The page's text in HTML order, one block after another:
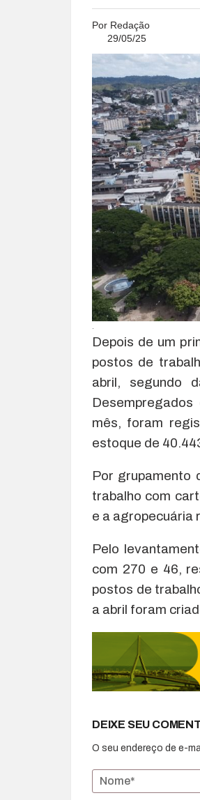
Por Redação
29/05/25
Depois de um
postos de
abril, segundo
mês, foram
estoque de
Por grupamento
trabalho com
e a agropecuária
Pelo
com 270 e 46,
postos de
a abril foram
DEIXE SEU
O seu endereço de e-